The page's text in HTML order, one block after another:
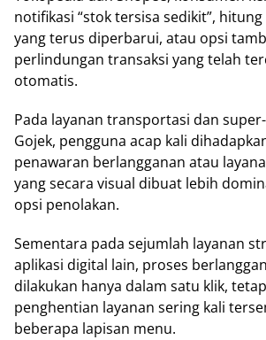
notifikasi “stok tersisa sedikit”,
yang terus diperbarui, atau opsi
perlindungan transaksi yang telah
otomatis.
Pada layanan transportasi dan
Gojek, pengguna acap kali
penawaran berlangganan atau
yang secara visual dibuat lebih
opsi penolakan.
Sementara pada sejumlah layanan
aplikasi digital lain, proses
dilakukan hanya dalam satu klik,
penghentian layanan sering kali
beberapa lapisan menu.